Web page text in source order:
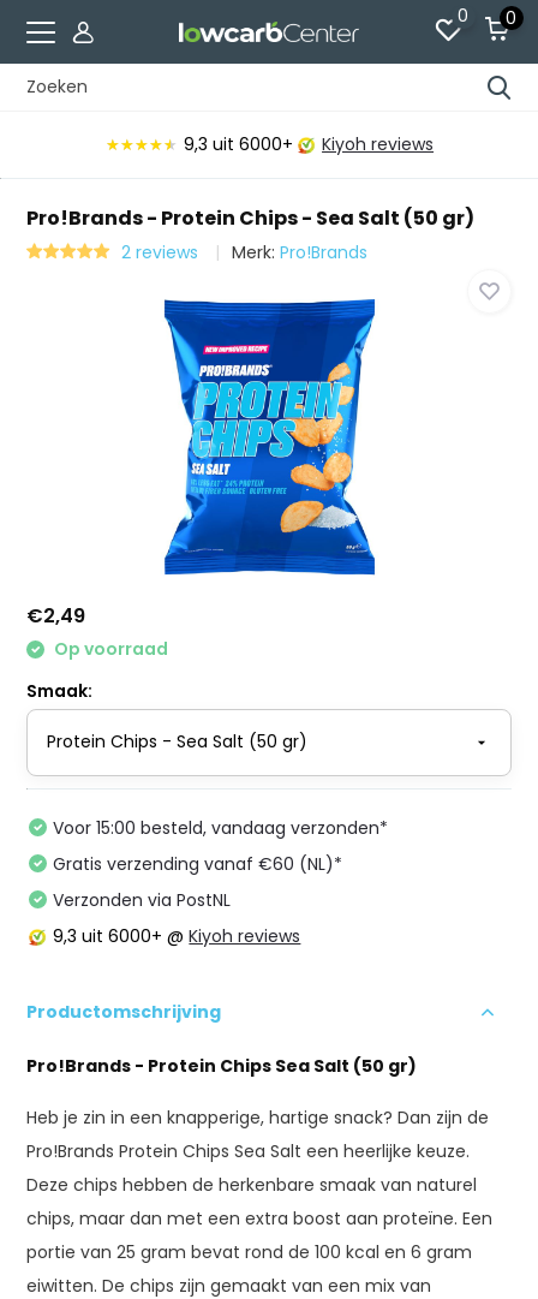
0 0
★★★★★
★★★★★ 9,3 uit 6000+ Kiyoh reviews
Pro!Brands - Protein Chips - Sea Salt (50 gr)
2 reviews Merk:Pro!Brands
€2,49
Op voorraad
Smaak:
Voor 15:00 besteld, vandaag verzonden*
Gratis verzending vanaf €60 (NL)*
Verzonden via PostNL
9,3 uit 6000+ @Kiyoh reviews
Productomschrijving
Pro!Brands - Protein Chips Sea Salt (50 gr)
Heb je zin in een knapperige, hartige snack? Dan zijn de
Pro!Brands Protein Chips Sea Salt een heerlijke keuze.
Deze chips hebben de herkenbare smaak van naturel
chips, maar dan met een extra boost aan proteïne. Een
portie van 25 gram bevat rond de 100 kcal en 6 gram
eiwitten. De chips zijn gemaakt van een mix van